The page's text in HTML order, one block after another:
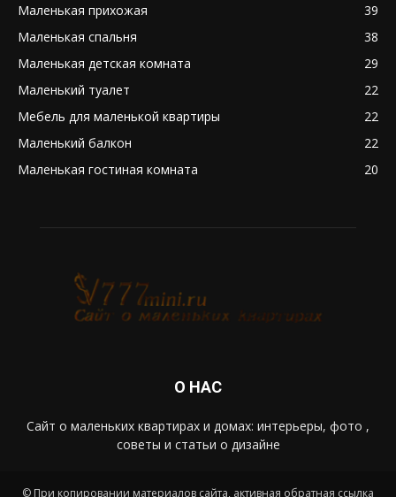
Маленькая прихожая
39
Маленькая спальня
38
Маленькая детская комната
29
Маленький туалет
22
Мебель для маленькой квартиры
22
Маленький балкон
22
Маленькая гостиная комната
20
О НАС
Сайт о маленьких квартирах и домах: интерьеры, фото ,
советы и статьи о дизайне
© При копировании материалов сайта, активная обратная ссылка